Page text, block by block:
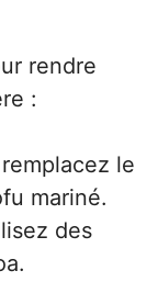
rendre
:
remplacez le
mariné.
des